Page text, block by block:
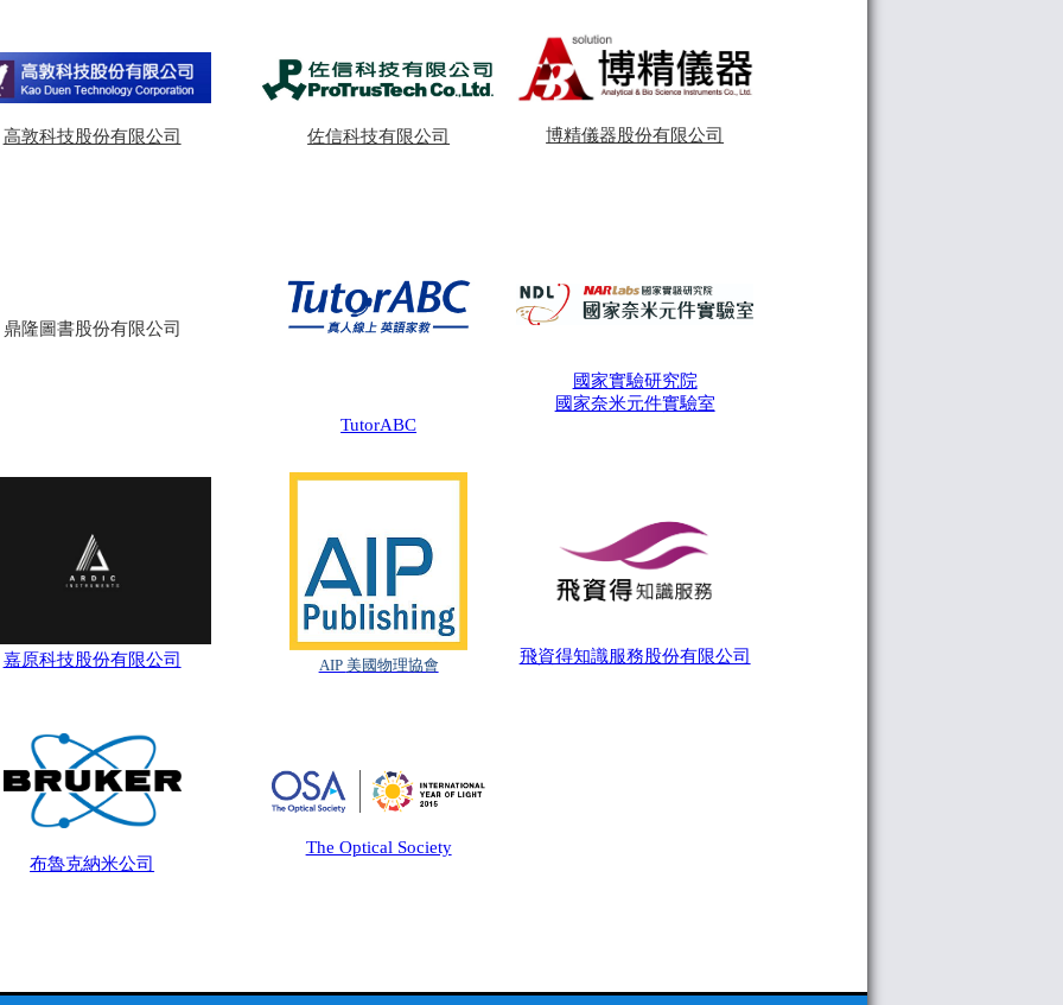
高敦科技股份有限公司 佐信科技有限公司 博精儀器股份有限公司
鼎隆圖書股份有限公司
TutorABC
國家實驗研究院
國家奈米元件實驗室
嘉原科技股份有限公司 AIP 美國物理協會 飛資得知識服務股份有限公司
布魯克納米公司
The Optical Society